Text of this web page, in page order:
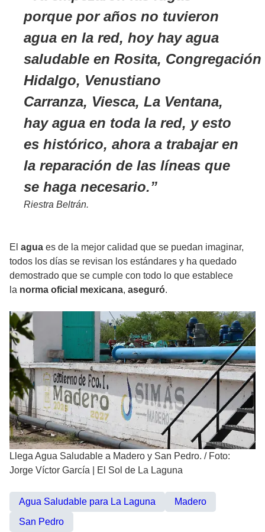
porque por años no tuvieron
agua en la red, hoy hay agua
saludable en Rosita, Congregación
Hidalgo, Venustiano
Carranza, Viesca, La Ventana,
hay agua en toda la red, y esto
es histórico, ahora a trabajar en
la reparación de las líneas que
se haga necesario.
Riestra Beltrán.
El agua es de la mejor calidad que se puedan imaginar,
todos los días se revisan los estándares y ha quedado
demostrado que se cumple con todo lo que establece
la norma oficial mexicana, aseguró.
Llega Agua Saludable a Madero y San Pedro. / Foto:
Jorge Víctor García | El Sol de La Laguna
Agua Saludable para La Laguna
Madero
San Pedro